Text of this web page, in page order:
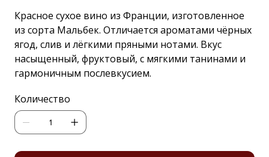
Красное сухое вино из Франции, изготовленное
из сорта Мальбек. Отличается ароматами чёрных
ягод, слив и лёгкими пряными нотами. Вкус
насыщенный, фруктовый, с мягкими танинами и
гармоничным послевкусием.
Количество